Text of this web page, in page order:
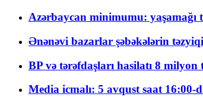
Azərbaycan minimumu: yaşamağı
Ənənəvi bazarlar şəbəkələrin
BP və tərəfdaşları hasilatı 8
Media icmalı: 5 avqust saat 16:00-